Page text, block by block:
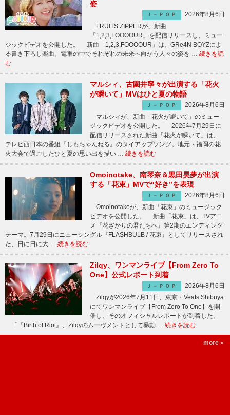
姿
Ｊ－ＰＯＰ
2026年8月6日
FRUITS ZIPPERが、新曲
「1,2,3,FOOOOUR」を配信リリースし、ミュー
ジックビデオを公開した。 新曲「1,2,3,FOOOOUR」は、GRe4N BOYZによ
る書き下ろし楽曲。電車の中でそれぞれの未来へ向かう人々の姿を … 続きを読
む
マルシィ、古園井寧々が出演する「花火
が瞬いて」MVはひと夏の物語
Ｊ－ＰＯＰ
2026年8月6日
マルシィが、新曲「花火が瞬いて」のミュー
ジックビデオを公開した。 2026年7月29日に
配信リリースされた新曲「花火が瞬いて」は、
テレビ西日本の番組『じもちゃんねる』のタイアップソング。地元・福岡の花
火大会で過ごしたひと夏の思い出を描い … 続きを読む
Omoinotake、南琴奈＆黒田昊夢が出演
する「花束」MVで“好き”を表現
Ｊ－ＰＯＰ
2026年8月6日
Omoinotakeが、新曲「花束」のミュージック
ビデオを公開した。 新曲「花束」は、TVアニ
メ『花ざかりの君たちへ』第2期のエンディング
テーマ。7月29日にニューシングル『FLASHBULB / 花束』としてリリースされ
た、日に日に大 … 続きを読む
Zilqy、ワンマンライブ【From Zero To
One】公式レポート到着
Ｊ－ＰＯＰ
2026年8月6日
Zilqyが2026年7月11日、東京・Veats Shibuya
にてワンマンライブ【From Zero To One】を開
催し、そのオフィシャルレポートが到着した。
「『Birth of Riot』、Zilqyのムーヴメントとして暴動 … 続きを読む
more »